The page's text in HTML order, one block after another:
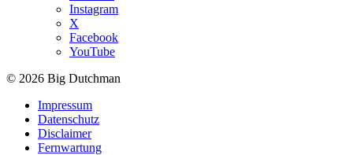
Instagram
X
Facebook
YouTube
© 2026 Big Dutchman
Impressum
Datenschutz
Disclaimer
Fernwartung